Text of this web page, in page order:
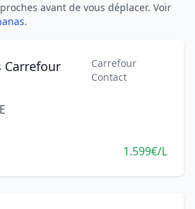
avant de vous déplacer. Voir
.
Carrefour
Carrefour
Contact
1.599€/L